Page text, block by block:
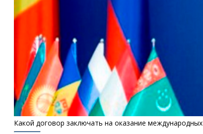
Какой договор заключать на оказание